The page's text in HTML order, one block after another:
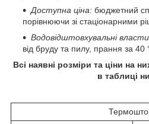
Доступна ціна: бюджетний
порівнюючи зі стаціонарними
Водовідштовхувальні
від бруду та пилу, прання за 40
Всі наявні розміри та ціни на
в таблиці